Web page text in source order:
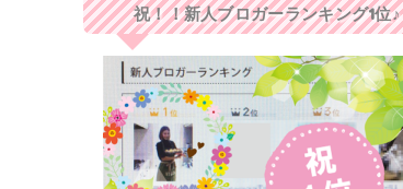
祝！！新人ブロガーランキング1位♪